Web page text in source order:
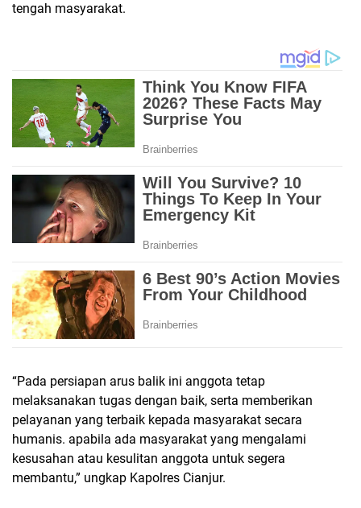
tengah masyarakat.
“Pada persiapan arus balik ini anggota tetap
melaksanakan tugas dengan baik, serta memberikan
pelayanan yang terbaik kepada masyarakat secara
humanis. apabila ada masyarakat yang mengalami
kesusahan atau kesulitan anggota untuk segera
membantu,” ungkap Kapolres Cianjur.